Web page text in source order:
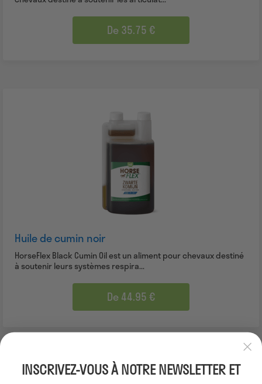
De 35.75 €
Huile de cumin noir
HorseFlex Black Cumin Oil est un aliment pour chevaux destiné
à soutenir leurs systèmes respira...
De 44.95 €
INSCRIVEZ-VOUS À NOTRE NEWSLETTER ET